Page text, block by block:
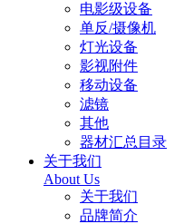
电影级设备
单反/摄像机
灯光设备
影视附件
移动设备
滤镜
其他
器材汇总目录
关于我们
About Us
关于我们
品牌简介